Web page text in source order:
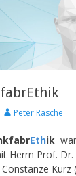
A
t
h
o
Peter Rasche
Ethik
Herrn Prof. Dr.
Kurz